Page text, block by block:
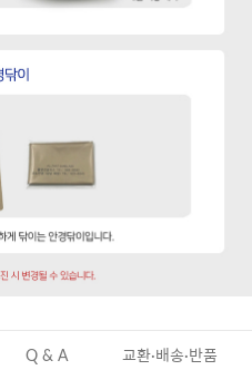
Q & A 교환·배송·반품